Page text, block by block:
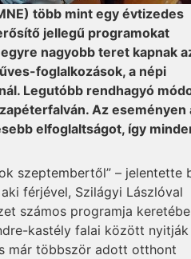
több mint egy évtizedes
jellegű programokat
nagyobb teret kapnak
foglalkozások, a népi
Legutóbb rendhagyó
Az eseményen
elfoglaltságot, így
szeptembertől” – jelentette
férjével, Szilágyi Lászlóval
számos programja
kastély falai között nyitják
már többször adott otthont